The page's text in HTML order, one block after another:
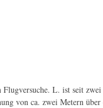
L. ist seit
von ca. zwei Metern